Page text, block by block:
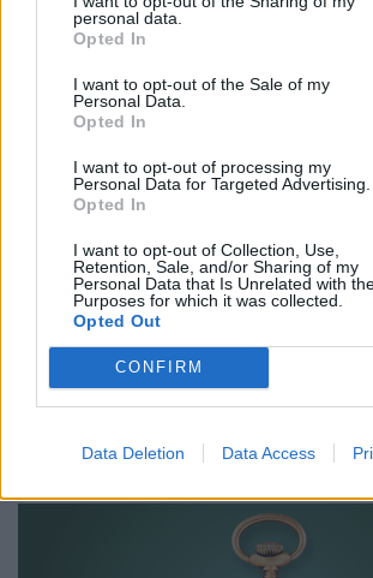
personal data.
Opted In
I want to opt-out of the Sale of my
Personal Data.
Opted In
I want to opt-out of processing my
Personal Data for Targeted Advertising.
Opted In
I want to opt-out of Collection, Use,
Retention, Sale, and/or Sharing of my
Personal Data that Is Unrelated with
Purposes for which it was collected.
Opted Out
CONFIRM
Data Deletion Data Access
2026. április 28. 15:00 |
Történetének legeredményesebb
Gránit Bank
A Gránit Bank élenjáró innovációkkal,
zárta a 2025-ös évet. A részvényesek
eredménytartalékba helyezéséről. A
16 év egyik leggyorsabban növekvő
Európában. A pénzintézet ma már több